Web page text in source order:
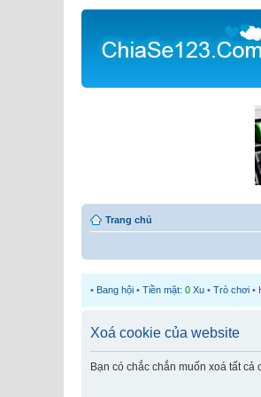
Trang chủ
• Bang hội • Tiền mặt: 0 Xu • Trò chơi •
Xoá cookie của website
Bạn có chắc chắn muốn xoá tất